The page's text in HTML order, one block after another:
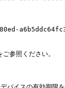
80ed-
照ください。